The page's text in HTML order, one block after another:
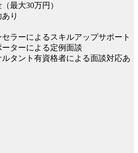
最大30万円）
り
セラーによるスキルアップサポート
ーターによる定例面談
ルタント有資格者による面談対応あ